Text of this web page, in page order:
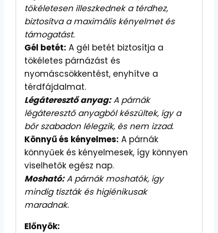
tökéletesen illeszkednek a térdhez,
biztosítva a maximális kényelmet és
támogatást.
Gél betét: A gél betét biztosítja a
tökéletes párnázást és
nyomáscsökkentést, enyhítve a
térdfájdalmat.
Légáteresztő anyag:A párnák
légáteresztő anyagból készültek, így a
bőr szabadon lélegzik, és nem izzad.
Könnyű és kényelmes: A párnák
könnyűek és kényelmesek, így könnyen
viselhetők egész nap.
Mosható:A párnák moshatók, így
mindig tiszták és higiénikusak
maradnak.
Előnyök: